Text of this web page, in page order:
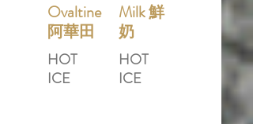
Ovaltine
阿華田
HOT
ICE
Milk 鮮
奶
HOT
ICE